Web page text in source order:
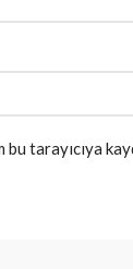
bu tarayıcıya